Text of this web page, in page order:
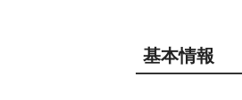
基本情報